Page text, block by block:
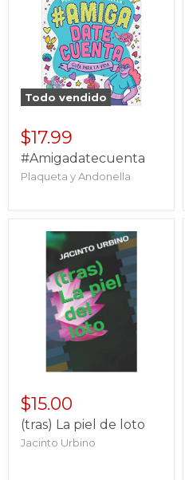
Todo vendido
$17.99
#Amigadatecuenta
Plaqueta y Andonella
$15.00
(tras) La piel de loto
Jacinto Urbino